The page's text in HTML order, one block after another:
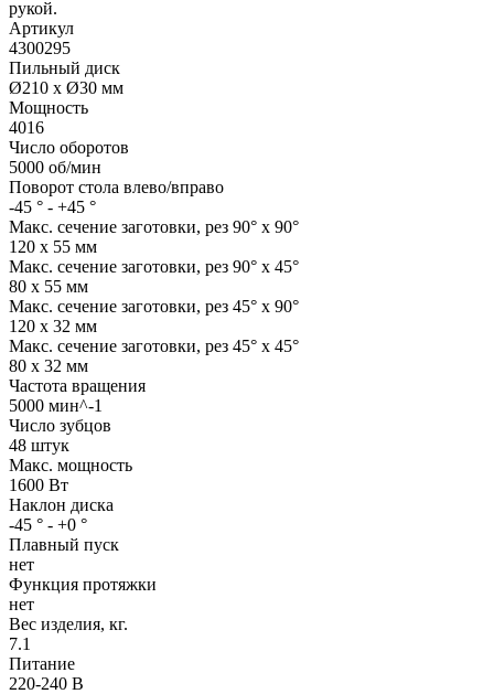
рукой.
Артикул
4300295
Пильный диск
Ø210 x Ø30 мм
Мощность
4016
Число оборотов
5000 об/мин
Поворот стола влево/вправо
-45 ° - +45 °
Макс. сечение заготовки, рез 90° x 90°
120 x 55 мм
Макс. сечение заготовки, рез 90° x 45°
80 x 55 мм
Макс. сечение заготовки, рез 45° x 90°
120 x 32 мм
Макс. сечение заготовки, рез 45° x 45°
80 x 32 мм
Частота вращения
5000 мин^-1
Число зубцов
48 штук
Макс. мощность
1600 Вт
Наклон диска
-45 ° - +0 °
Плавный пуск
нет
Функция протяжки
нет
Вес изделия, кг.
7.1
Питание
220-240 В